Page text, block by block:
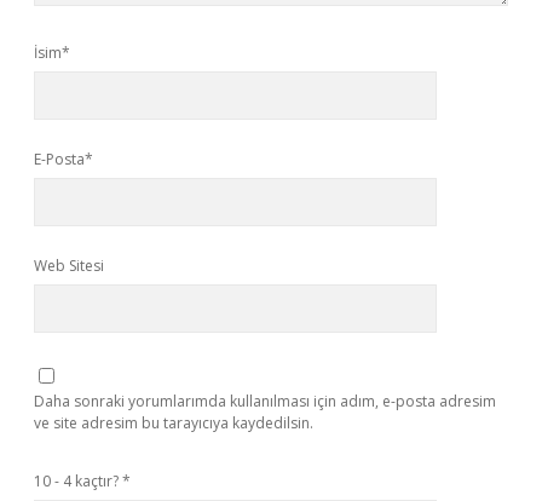
İsim*
E-Posta*
Web Sitesi
Daha sonraki yorumlarımda kullanılması için adım, e-posta adresim
ve site adresim bu tarayıcıya kaydedilsin.
10 - 4 kaçtır?*